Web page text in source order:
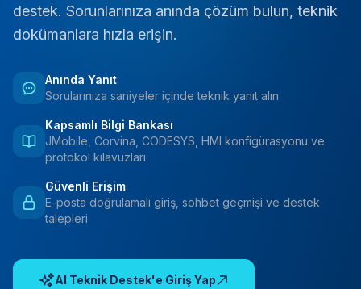
destek. Sorunlarınıza anında çözüm bulun, teknik
dokümanlara hızla erişin.
Anında Yanıt
Sorularınıza saniyeler içinde teknik yanıt alın
Kapsamlı Bilgi Bankası
JMobile, Corvina, CODESYS, HMI konfigürasyonu ve
protokol kılavuzları
Güvenli Erişim
E-posta doğrulamalı giriş, sohbet geçmişi ve destek
talepleri
AI Teknik Destek'e Giriş Yap